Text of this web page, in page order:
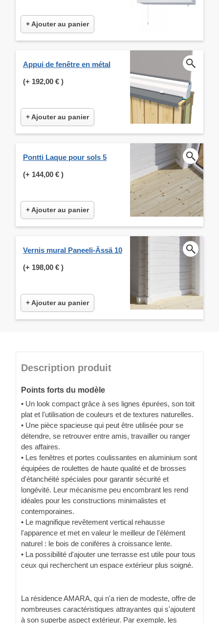
+ Ajouter au panier
Appui de fenêtre en métal
(+ 192,00 € )
+ Ajouter au panier
Pontti Laque pour sols 5
(+ 144,00 € )
+ Ajouter au panier
Vernis mural Paneeli-Ässä 10
(+ 198,00 € )
+ Ajouter au panier
Description produit
Points forts du modèle
• Un look compact grâce à ses lignes épurées, son toit
plat et l'utilisation de couleurs et de textures naturelles.
• Une pièce spacieuse qui peut être utilisée pour se
détendre, se retrouver entre amis, travailler ou ranger
des affaires.
• Les fenêtres et portes coulissantes en aluminium sont
équipées de roulettes de haute qualité et de brosses
d'étanchéité spéciales pour garantir sécurité et
longévité. Leur mécanisme peu encombrant les rend
idéales pour les constructions minimalistes et
contemporaines.
• Le magnifique revêtement vertical rehausse
l'apparence et met en valeur le meilleur de l'élément
naturel : le bois de conifères à croissance lente.
• La possibilité d'ajouter une terrasse est utile pour tous
ceux qui recherchent un espace extérieur plus soigné.
La résidence AMARA, qui n'a rien de modeste, offre de
nombreuses caractéristiques attrayantes qui s'ajoutent
à son superbe aspect extérieur. Par exemple, les